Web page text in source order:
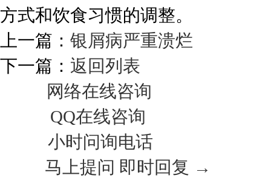
方式和饮食习惯的调整。
上一篇： 银屑病严重溃烂
下一篇： 返回列表
网络在线咨询
QQ在线咨询
小时问询电话
马上提问 即时回复 →